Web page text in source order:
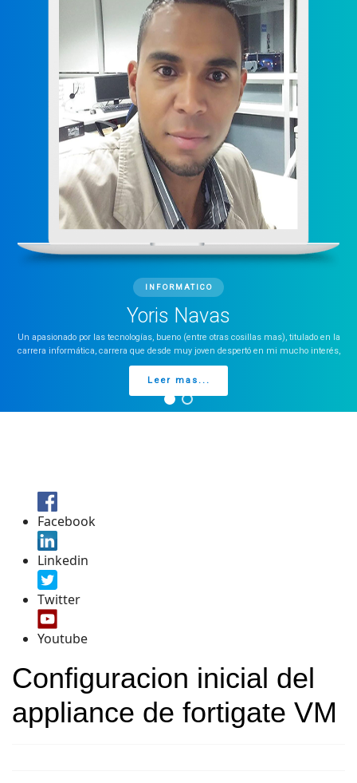
INFORMATICO
Yoris Navas
Un apasionado por las tecnologías, bueno (entre otras cosillas mas), titulado en la
carrera informática, carrera que desde muy joven despertó en mi mucho interés,
Leer mas...
Facebook
Linkedin
Twitter
Youtube
Configuracion inicial del
appliance de fortigate VM